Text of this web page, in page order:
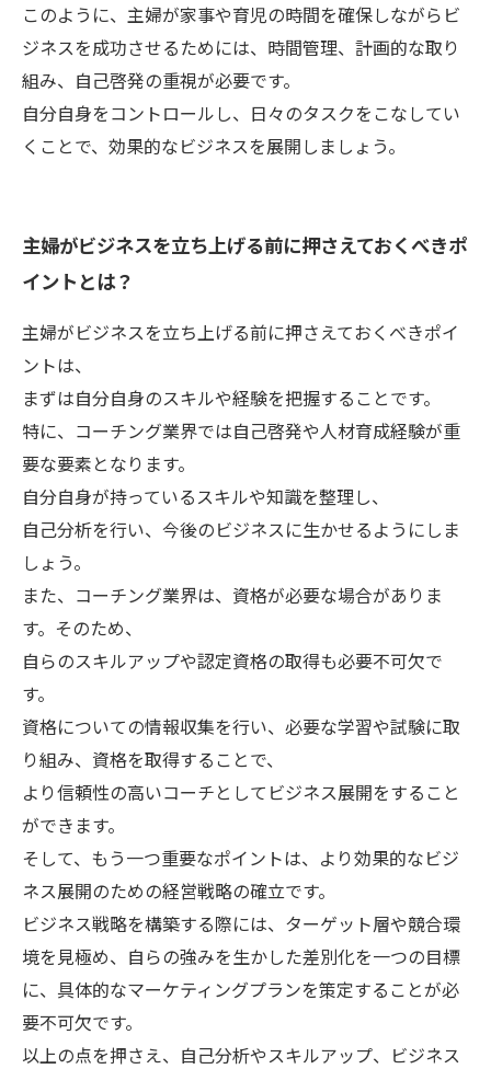
このように、主婦が家事や育児の時間を確保しながらビ
ジネスを成功させるためには、時間管理、計画的な取り
組み、自己啓発の重視が必要です。
自分自身をコントロールし、日々のタスクをこなしてい
くことで、効果的なビジネスを展開しましょう。
主婦がビジネスを立ち上げる前に押さえておくべきポ
イントとは？
主婦がビジネスを立ち上げる前に押さえておくべきポイ
ントは、
まずは自分自身のスキルや経験を把握することです。
特に、コーチング業界では自己啓発や人材育成経験が重
要な要素となります。
自分自身が持っているスキルや知識を整理し、
自己分析を行い、今後のビジネスに生かせるようにしま
しょう。
また、コーチング業界は、資格が必要な場合がありま
す。そのため、
自らのスキルアップや認定資格の取得も必要不可欠で
す。
資格についての情報収集を行い、必要な学習や試験に取
り組み、資格を取得することで、
より信頼性の高いコーチとしてビジネス展開をすること
ができます。
そして、もう一つ重要なポイントは、より効果的なビジ
ネス展開のための経営戦略の確立です。
ビジネス戦略を構築する際には、ターゲット層や競合環
境を見極め、自らの強みを生かした差別化を一つの目標
に、具体的なマーケティングプランを策定することが必
要不可欠です。
以上の点を押さえ、自己分析やスキルアップ、ビジネス